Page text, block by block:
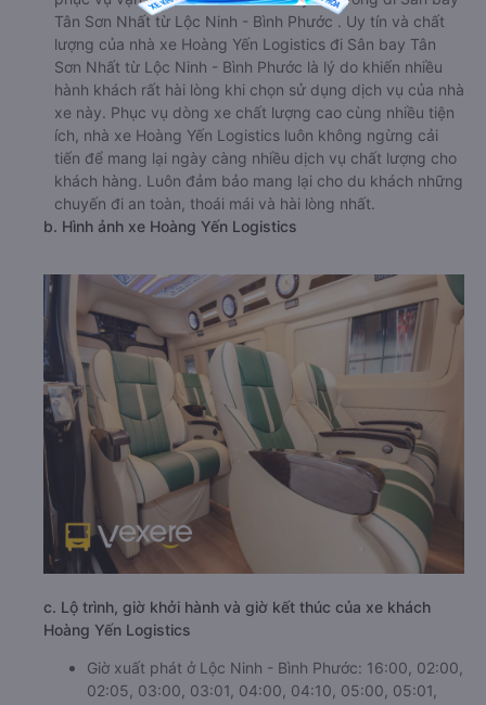
Tân Sơn Nhất từ Lộc Ninh - Bình Phước . Uy tín và chất
lượng của nhà xe Hoàng Yến Logistics đi Sân bay Tân
Sơn Nhất từ Lộc Ninh - Bình Phước là lý do khiến nhiều
hành khách rất hài lòng khi chọn sử dụng dịch vụ của nhà
xe này. Phục vụ dòng xe chất lượng cao cùng nhiều tiện
ích, nhà xe Hoàng Yến Logistics luôn không ngừng cải
tiến để mang lại ngày càng nhiều dịch vụ chất lượng cho
khách hàng. Luôn đảm bảo mang lại cho du khách những
chuyến đi an toàn, thoái mái và hài lòng nhất.
b. Hình ảnh xe Hoàng Yến Logistics
c. Lộ trình, giờ khởi hành và giờ kết thúc của xe khách
Hoàng Yến Logistics
Giờ xuất phát ở Lộc Ninh - Bình Phước: 16:00, 02:00,
02:05, 03:00, 03:01, 04:00, 04:10, 05:00, 05:01,